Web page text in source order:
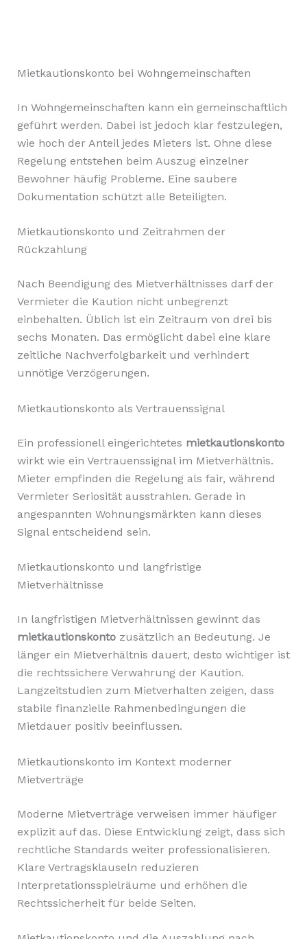
Mietkautionskonto bei Wohngemeinschaften
In Wohngemeinschaften kann ein gemeinschaftlich
geführt werden. Dabei ist jedoch klar festzulegen,
wie hoch der Anteil jedes Mieters ist. Ohne diese
Regelung entstehen beim Auszug einzelner
Bewohner häufig Probleme. Eine saubere
Dokumentation schützt alle Beteiligten.
Mietkautionskonto und Zeitrahmen der
Rückzahlung
Nach Beendigung des Mietverhältnisses darf der
Vermieter die Kaution nicht unbegrenzt
einbehalten. Üblich ist ein Zeitraum von drei bis
sechs Monaten. Das ermöglicht dabei eine klare
zeitliche Nachverfolgbarkeit und verhindert
unnötige Verzögerungen.
Mietkautionskonto als Vertrauenssignal
Ein professionell eingerichtetes mietkautionskonto
wirkt wie ein Vertrauenssignal im Mietverhältnis.
Mieter empfinden die Regelung als fair, während
Vermieter Seriosität ausstrahlen. Gerade in
angespannten Wohnungsmärkten kann dieses
Signal entscheidend sein.
Mietkautionskonto und langfristige
Mietverhältnisse
In langfristigen Mietverhältnissen gewinnt das
mietkautionskontozusätzlich an Bedeutung. Je
länger ein Mietverhältnis dauert, desto wichtiger ist
die rechtssichere Verwahrung der Kaution.
Langzeitstudien zum Mietverhalten zeigen, dass
stabile finanzielle Rahmenbedingungen die
Mietdauer positiv beeinflussen.
Mietkautionskonto im Kontext moderner
Mietverträge
Moderne Mietverträge verweisen immer häufiger
explizit auf das. Diese Entwicklung zeigt, dass sich
rechtliche Standards weiter professionalisieren.
Klare Vertragsklauseln reduzieren
Interpretationsspielräume und erhöhen die
Rechtssicherheit für beide Seiten.